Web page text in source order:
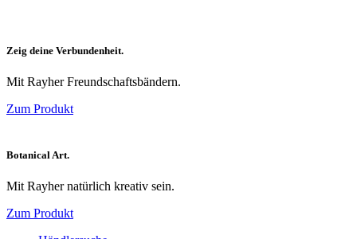
Zeig deine Verbundenheit.
Mit Rayher Freundschaftsbändern.
Zum Produkt
Botanical Art.
Mit Rayher natürlich kreativ sein.
Zum Produkt